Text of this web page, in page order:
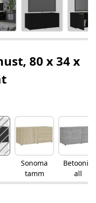
80 x 34 x
Sonoma
tamm
Betoonih
all